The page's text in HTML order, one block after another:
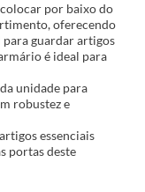
por baixo do
oferecendo
guardar artigos
é ideal para
unidade para
robustez e
essenciais
portas deste